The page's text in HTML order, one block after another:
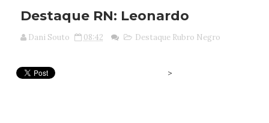
Destaque RN: Leonardo
Dani Souto 08:42 Destaque Rubro Negro
>